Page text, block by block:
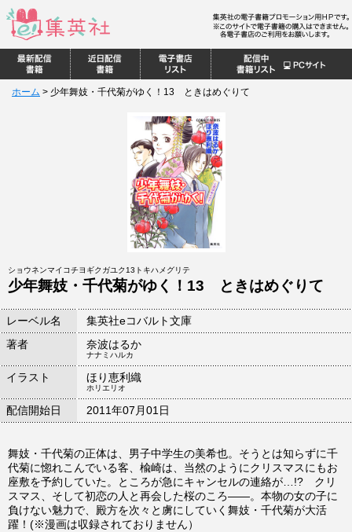
ホーム > 少年舞妓・千代菊がゆく！13 ときはめぐりて
ショウネンマイコチヨギクガユク13トキハメグリテ
少年舞妓・千代菊がゆく！13 ときはめぐりて
レーベル名
集英社eコバルト文庫
著者
奈波はるか
ナナミハルカ
イラスト ほり恵利織
ホリエリオ
配信開始日 2011年07月01日
舞妓・千代菊の正体は、男子中学生の美希也。そうとは知らずに千
代菊に惚れこんでいる客、楡崎は、当然のようにクリスマスにもお
座敷を予約していた。ところが急にキャンセルの連絡が…!? クリ
スマス、そして初恋の人と再会した桜のころ――。本物の女の子に
負けない魅力で、殿方を次々と虜にしていく舞妓・千代菊が大活
躍！(※漫画は収録されておりません）